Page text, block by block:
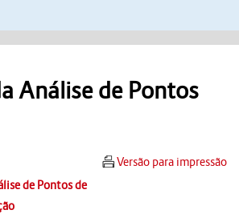
Análise de Pontos
Versão para impressão
de Pontos de